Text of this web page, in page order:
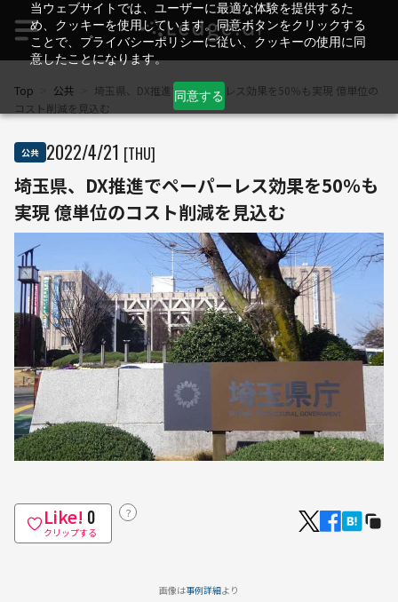
当ウェブサイトでは、ユーザーに最適な体験を提供するた
め、クッキーを使用しています。同意ボタンをクリックする
ことで、プライバシーポリシーに従い、クッキーの使用に同
意したことになります。
同意する
Top 公共
埼玉県、DX推進でペーパーレス効果を50％も実現 億単位の
コスト削減を見込む
公共 2022/4/21 [THU]
埼玉県、DX推進でペーパーレス効果を50％も
実現 億単位のコスト削減を見込む
Like! 0
クリップする
？
画像は事例詳細より